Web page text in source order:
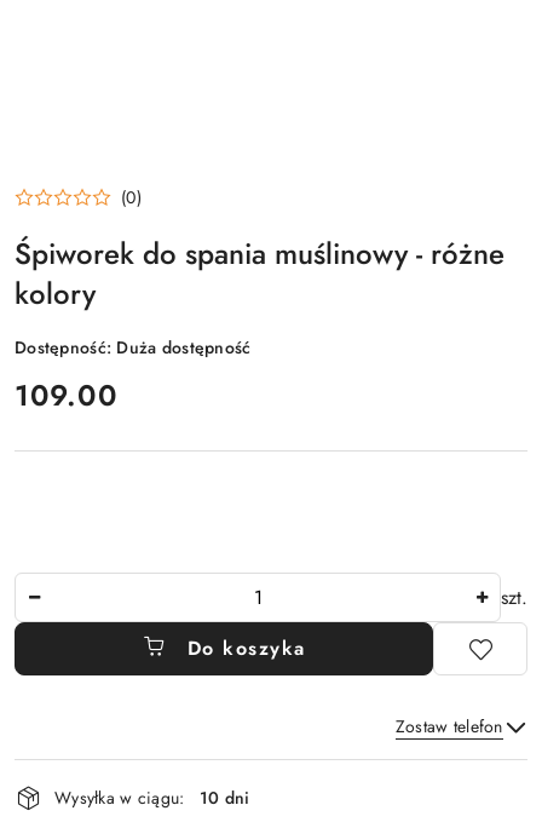
(0)
Śpiworek do spania muślinowy - różne
kolory
Dostępność: Duża dostępność
cena:
109.00
szt.
Do koszyka
Zostaw telefon
Dostępność
i
Wysyłka w ciągu: 10 dni